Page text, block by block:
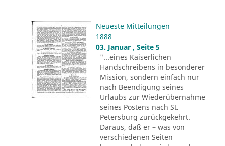
Neueste Mitteilungen
1888
03. Januar , Seite 5
"...eines Kaiserlichen
Handschreibens in besonderer
Mission, sondern einfach nur
nach Beendigung seines
Urlaubs zur Wiederübernahme
seines Postens nach St.
Petersburg zurückgekehrt.
Daraus, daß er – was von
verschiedenen Seiten